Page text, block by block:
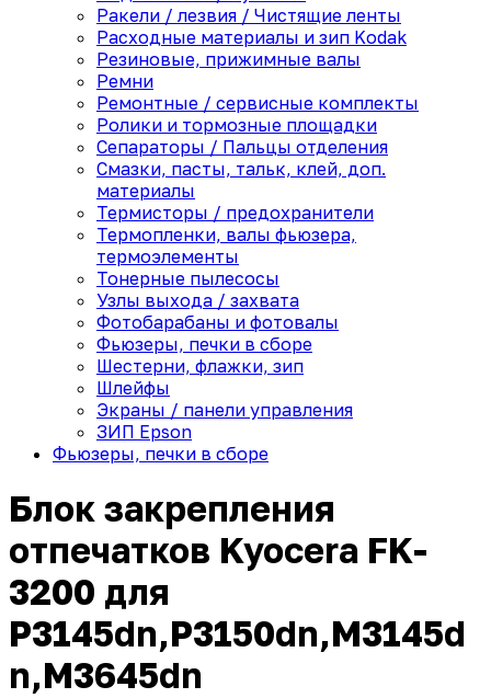
Ракели / лезвия / Чистящие ленты
Расходные материалы и зип Kodak
Резиновые, прижимные валы
Ремни
Ремонтные / сервисные комплекты
Ролики и тормозные площадки
Сепараторы / Пальцы отделения
Смазки, пасты, тальк, клей, доп.
материалы
Термисторы / предохранители
Термопленки, валы фьюзера,
термоэлементы
Тонерные пылесосы
Узлы выхода / захвата
Фотобарабаны и фотовалы
Фьюзеры, печки в сборе
Шестерни, флажки, зип
Шлейфы
Экраны / панели управления
ЗИП Epson
Фьюзеры, печки в сборе
Блок закрепления
отпечатков Kyocera FK-
3200 для
P3145dn,P3150dn,M3145d
n,M3645dn